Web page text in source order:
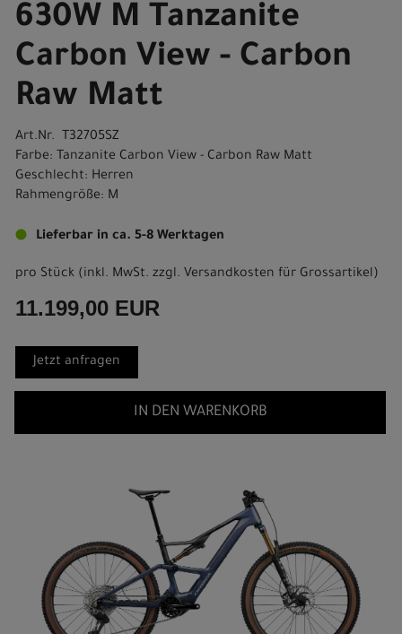
630W M Tanzanite
Carbon View - Carbon
Raw Matt
Art.Nr. T32705SZ
Farbe: Tanzanite Carbon View - Carbon Raw Matt
Geschlecht: Herren
Rahmengröße: M
Lieferbar in ca. 5-8 Werktagen
pro Stück (inkl. MwSt. zzgl. Versandkosten für Grossartikel)
11.199,00 EUR
Jetzt anfragen
IN DEN WARENKORB